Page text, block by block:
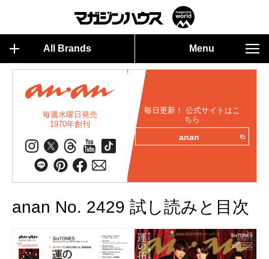
All Brands Menu
毎週水曜日発売
1970年創刊
毎日更新！ 公式サイトはこ
ちら
anan
anan No. 2429 試し読みと目次